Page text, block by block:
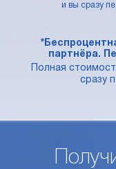
и вы сразу
партнёра.
Полная
сразу